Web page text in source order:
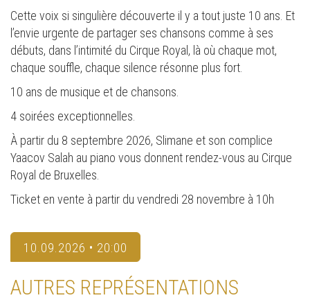
Cette voix si singulière découverte il y a tout juste 10 ans. Et
l’envie urgente de partager ses chansons comme à ses
débuts, dans l’intimité du Cirque Royal, là où chaque mot,
chaque souffle, chaque silence résonne plus fort.
10 ans de musique et de chansons.
4 soirées exceptionnelles.
À partir du 8 septembre 2026, Slimane et son complice
Yaacov Salah au piano vous donnent rendez-vous au Cirque
Royal de Bruxelles.
Ticket en vente à partir du vendredi 28 novembre à 10h
10.09.2026 • 20:00
AUTRES REPRÉSENTATIONS